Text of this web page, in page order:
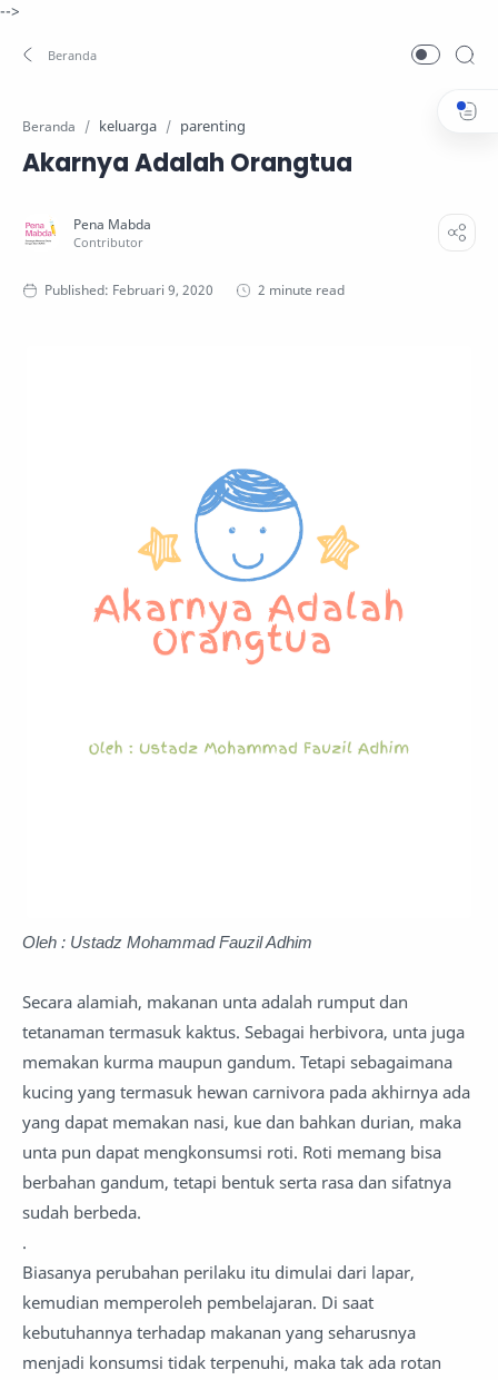
-->
Beranda keluarga parenting
Akarnya Adalah Orangtua
2 minute read
Oleh : Ustadz Mohammad Fauzil Adhim
Secara alamiah, makanan unta adalah rumput dan
tetanaman termasuk kaktus. Sebagai herbivora, unta juga
memakan kurma maupun gandum. Tetapi sebagaimana
kucing yang termasuk hewan carnivora pada akhirnya ada
yang dapat memakan nasi, kue dan bahkan durian, maka
unta pun dapat mengkonsumsi roti. Roti memang bisa
berbahan gandum, tetapi bentuk serta rasa dan sifatnya
sudah berbeda.
.
Biasanya perubahan perilaku itu dimulai dari lapar,
kemudian memperoleh pembelajaran. Di saat
kebutuhannya terhadap makanan yang seharusnya
menjadi konsumsi tidak terpenuhi, maka tak ada rotan